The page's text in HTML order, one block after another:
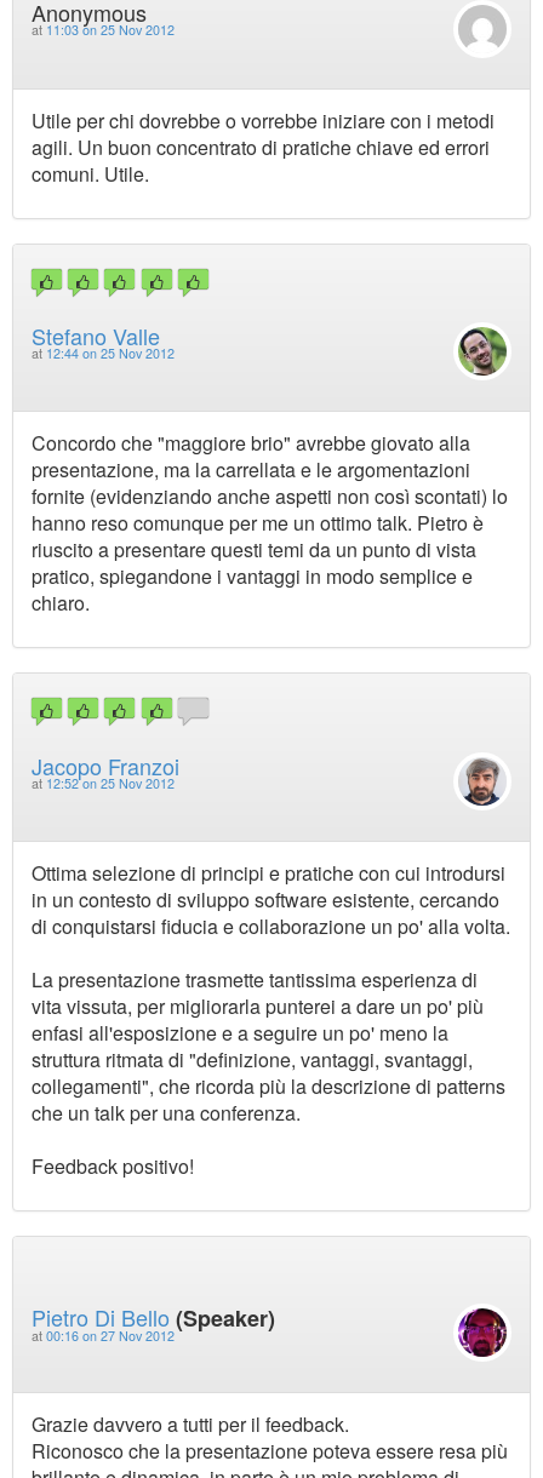
Anonymous
at 11:03 on 25 Nov 2012
Utile per chi dovrebbe o vorrebbe iniziare con i metodi
agili. Un buon concentrato di pratiche chiave ed errori
comuni. Utile.
Stefano Valle
at 12:44 on 25 Nov 2012
Concordo che "maggiore brio" avrebbe giovato alla
presentazione, ma la carrellata e le argomentazioni
fornite (evidenziando anche aspetti non così scontati) lo
hanno reso comunque per me un ottimo talk. Pietro è
riuscito a presentare questi temi da un punto di vista
pratico, spiegandone i vantaggi in modo semplice e
chiaro.
Jacopo Franzoi
at 12:52 on 25 Nov 2012
Ottima selezione di principi e pratiche con cui introdursi
in un contesto di sviluppo software esistente, cercando
di conquistarsi fiducia e collaborazione un po' alla volta.
La presentazione trasmette tantissima esperienza di
vita vissuta, per migliorarla punterei a dare un po' più
enfasi all'esposizione e a seguire un po' meno la
struttura ritmata di "definizione, vantaggi, svantaggi,
collegamenti", che ricorda più la descrizione di patterns
che un talk per una conferenza.
Feedback positivo!
Pietro Di Bello (Speaker)
at 00:16 on 27 Nov 2012
Grazie davvero a tutti per il feedback.
Riconosco che la presentazione poteva essere resa più